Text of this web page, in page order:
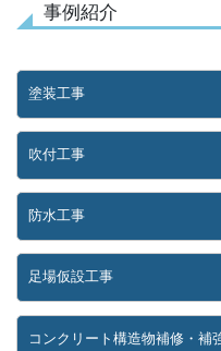
事例紹介
塗装工事
吹付工事
防水工事
足場仮設工事
コンクリート構造物補修・補